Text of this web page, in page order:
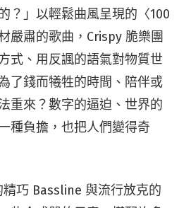
？」以輕鬆曲風呈現的〈100
嚴肅的歌曲，Crispy 脆樂團
式、用反諷的語氣對物質世
了錢而犧牲的時間、陪伴或
重來？數字的逼迫、世界的
種負擔，也把人們變得奇
巧 Bassline 與流行放克的